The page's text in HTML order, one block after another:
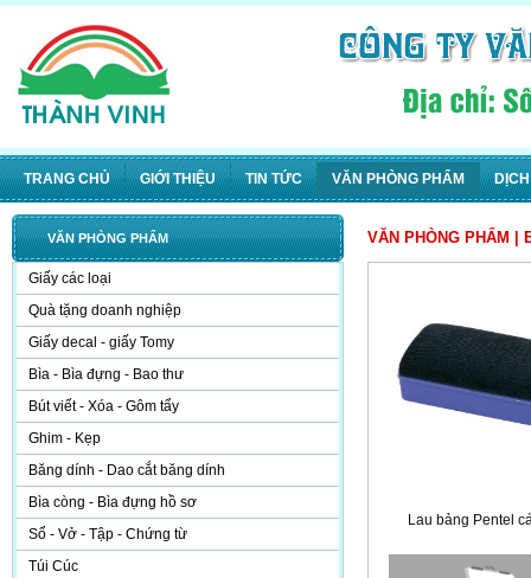
TRANG CHỦ GIỚI THIỆU TIN TỨC VĂN PHÒNG PHẨM
VĂN PHÒNG PHẨM
Giấy các loại
Quà tặng doanh nghiệp
Giấy decal - giấy Tomy
Bìa - Bìa đựng - Bao thư
Bút viết - Xóa - Gôm tẩy
Ghim - Kẹp
Băng dính - Dao cắt băng dính
Bìa còng - Bìa đựng hồ sơ
Sổ - Vở - Tập - Chứng từ
Túi Cúc
VĂN PHÒNG PHẨM |
Lau bảng Pentel